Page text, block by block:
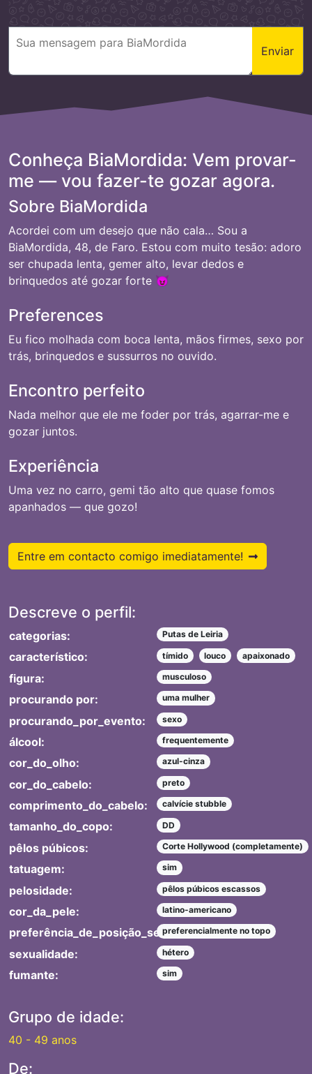
Enviar
Conheça BiaMordida: Vem provar-
me — vou fazer-te gozar agora.
Sobre BiaMordida
Acordei com um desejo que não cala… Sou a
BiaMordida, 48, de Faro. Estou com muito tesão: adoro
ser chupada lenta, gemer alto, levar dedos e
brinquedos até gozar forte 😈
Preferences
Eu fico molhada com boca lenta, mãos firmes, sexo por
trás, brinquedos e sussurros no ouvido.
Encontro perfeito
Nada melhor que ele me foder por trás, agarrar-me e
gozar juntos.
Experiência
Uma vez no carro, gemi tão alto que quase fomos
apanhados — que gozo!
Entre em contacto comigo imediatamente!
Descreve o perfil:
categorias: Putas de Leiria
característico: tímido louco apaixonado
figura: musculoso
procurando por: uma mulher
procurando_por_evento: sexo
álcool: frequentemente
cor_do_olho: azul-cinza
cor_do_cabelo: preto
comprimento_do_cabelo: calvície stubble
tamanho_do_copo: DD
pêlos púbicos: Corte Hollywood (completamente)
tatuagem: sim
pelosidade: pêlos púbicos escassos
cor_da_pele: latino-americano
preferência_de_posição_sexual:preferencialmente no topo
sexualidade: hétero
fumante: sim
Grupo de idade:
40 - 49 anos
De: